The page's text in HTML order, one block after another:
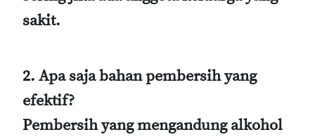
sakit.
2. Apa saja bahan pembersih yang
efektif?
Pembersih yang mengandung alkohol